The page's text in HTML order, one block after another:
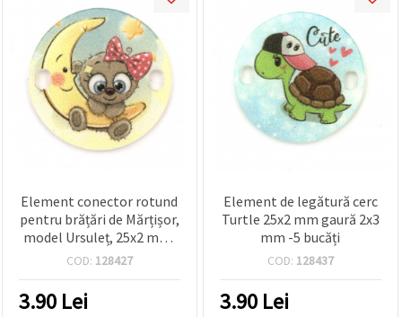
Element conector rotund
pentru brățări de Mărțișor,
model Ursuleț, 25x2 mm,
orificiu 2x3 mm – set 5
COD: 128427
3.90 Lei
Element de legătură cerc
Turtle 25x2 mm gaură 2x3
mm -5 bucăți
COD: 128437
3.90 Lei